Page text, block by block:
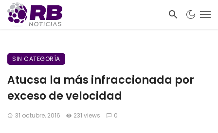
SIN CATEGORÍA
Atucsa la más infraccionada por
exceso de velocidad
31 octubre, 2016 231 views 0